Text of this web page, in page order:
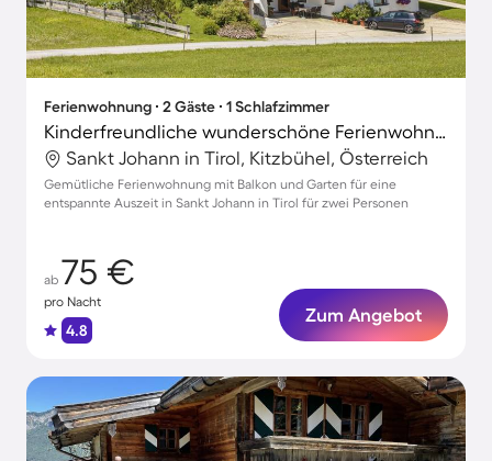
Ferienwohnung ∙ 2 Gäste ∙ 1 Schlafzimmer
Kinderfreundliche wunderschöne Ferienwohnung mit Grill und Garten
Sankt Johann in Tirol, Kitzbühel, Österreich
Gemütliche Ferienwohnung mit Balkon und Garten für eine
entspannte Auszeit in Sankt Johann in Tirol für zwei Personen
ab 75 €
pro Nacht
4.8
Zum Angebot